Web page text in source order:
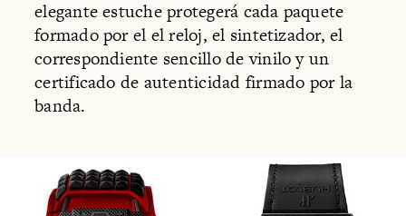
elegante estuche protegerá cada paquete
formado por el el reloj, el sintetizador, el
correspondiente sencillo de vinilo y un
certificado de autenticidad firmado por la
banda.